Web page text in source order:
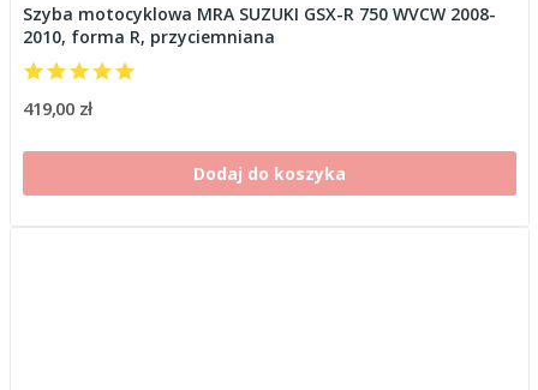
Szyba motocyklowa MRA SUZUKI GSX-R 750 WVCW 2008-
2010, forma R, przyciemniana
419,00 zł
Dodaj do koszyka